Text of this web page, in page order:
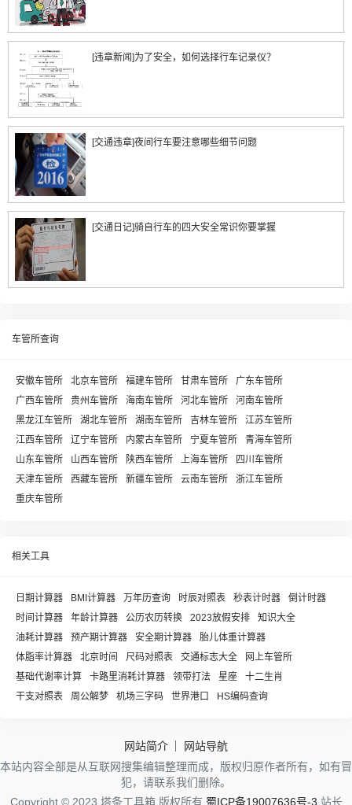
[违章新闻]为了安全，如何选择行车记录仪？
[交通违章]夜间行车要注意哪些细节问题
[交通日记]骑自行车的四大安全常识你要掌握
车管所查询
安徽车管所 北京车管所 福建车管所 甘肃车管所
广东车管所
广西车管所
贵州车管所 海南车管所 河北车管所
河南车管所
黑龙江车管所
湖北车管所 湖南车管所 吉林车管所
江苏车管所
江西车管所
辽宁车管所 内蒙古车管所 宁夏车管所
青海车管所
山东车管所
山西车管所 陕西车管所 上海车管所
四川车管所
天津车管所
西藏车管所 新疆车管所 云南车管所
浙江车管所
重庆车管所
相关工具
日期计算器 BMI计算器 万年历查询 时辰对照表 秒表计时器
倒计时器
时间计算器
年龄计算器 公历农历转换 2023放假安排
知识大全
油耗计算器
预产期计算器 安全期计算器
胎儿体重计算器
体脂率计算器
北京时间 尺码对照表 交通标志大全
网上车管所
基础代谢率计算
卡路里消耗计算器 领带打法 星座
十二生肖
干支对照表
周公解梦 机场三字码 世界港口 HS编码查询
网站简介
网站导航
本站内容全部是从互联网搜集编辑整理而成，版权归原作者所有，如有冒
犯，请联系我们删除。
Copyright © 2023 塔条工具箱 版权所有 蜀ICP备19007636号-3 站长